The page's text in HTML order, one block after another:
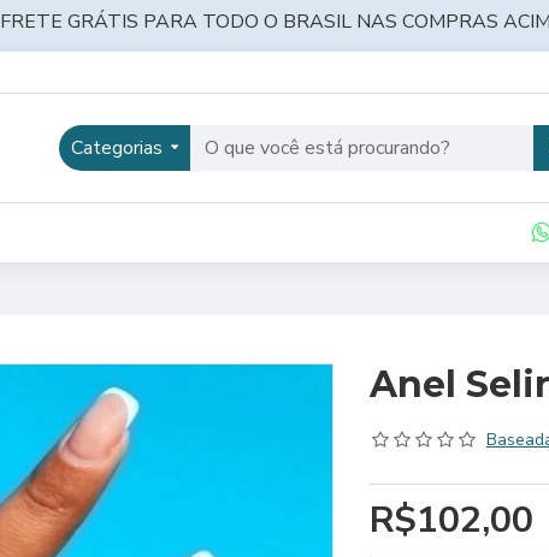
FRETE GRÁTIS PARA TODO O BRASIL NAS COMPRAS
Categorias
Anel
R$102,00